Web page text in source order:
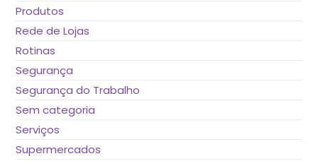
Produtos
Rede de Lojas
Rotinas
Segurança
Segurança do Trabalho
Sem categoria
Serviços
Supermercados